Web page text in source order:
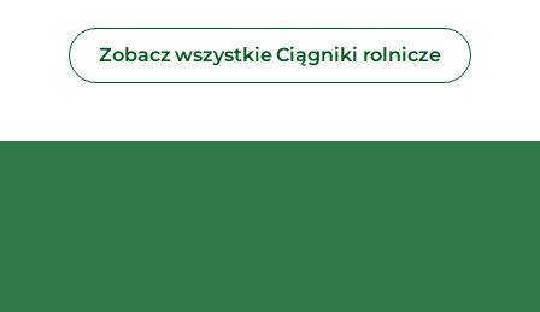
Zobacz wszystkie Ciągniki rolnicze